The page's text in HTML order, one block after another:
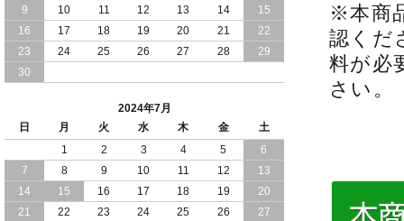
※本商
認くだ
料が必
さい。
大容量 収納 跳ね上げ式 ベッド
2024/03/28
おすすめ クイーン キング ワイドキング
サイズ で 通気性ある すのこ仕様 大容
畳 仕様 で 敷き布団 が使える 引き出し
収納 付き 大容量 チェスト ベッド 日本
製 ヘッドボードなし
2024/02/23
畳 の 床面 で 敷き布団 で 寝られる 引き
出し 収納庫 付 大容量 チェスト ベッド
日本製
9
10 11 12 13 14
15
16
17 18 19 20 21
22
23
24 25 26 27 28
29
30
2024年7月
日
月 火 水 木 金
土
1
2 3 4 5
6
7
8 9 10 11 12
13
14
15 16 17 18 19
20
21
22 23 24 25 26
27